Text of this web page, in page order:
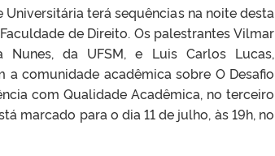
terá sequências na noite desta
de Direito. Os palestrantes Vilmar
Nunes, da UFSM, e Luis Carlos Lucas,
comunidade acadêmica sobre O Desafio
com Qualidade Acadêmica, no terceiro
marcado para o dia 11 de julho, às 19h, no